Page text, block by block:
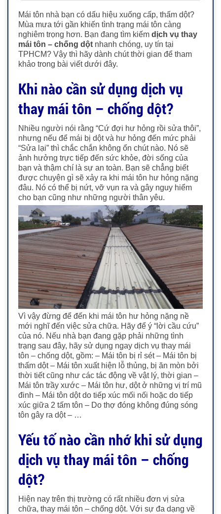
Mái tôn nhà bạn có dấu hiệu xuống cấp, thấm dột?
Mùa mưa tới gần khiến tình trạng mái tôn càng
nghiêm trọng hơn. Bạn đang tìm kiếm dịch vụ thay
mái tôn – chống dột nhanh chóng, uy tín tại
TPHCM? Vậy thì hãy dành chút thời gian để tham
khảo trong bài viết dưới đây.
Khi nào cần sử dụng dịch vụ
thay mái tôn – chống dột?
Nhiều người nói rằng “Cứ đợi hư hỏng rồi sửa thôi”,
nhưng nếu để mái bị dột và hư hỏng đến mức phải
“Sửa lại” thì chắc chắn không ổn chút nào. Nó sẽ
ảnh hưởng trực tiếp đến sức khỏe, đời sống của
bạn và thậm chí là sự an toàn. Bạn sẽ chẳng biết
được chuyện gì sẽ xảy ra khi mái tôn hư hỏng nặng
đâu. Nó có thể bị nứt, vỡ vụn ra và gây nguy hiểm
cho bạn cũng như những người thân yêu.
Vì vậy đừng để đến khi mái tôn hư hỏng nặng nề
mới nghĩ đến việc sửa chữa. Hãy để ý “lời cầu cứu”
của nó. Nếu nhà bạn đang gặp phải những tình
trạng sau đây, hãy sử dụng ngay dịch vụ thay mái
tôn – chống dột, gồm: – Mái tôn bị rỉ sét – Mái tôn bị
thấm dột – Mái tôn xuất hiện lỗ thủng, bị ăn mòn bởi
thời tiết cũng như các tác động về vật lý, thời gian –
Mái tôn trầy xước – Mái tôn hư, dột ở những vị trí mũ
đinh – Mái tôn dột do tiếp xúc mối nối hoặc do tiếp
xúc giữa 2 tấm tôn – Do thợ đóng không đúng sóng
tôn gây ra dột – …
Yếu tố nào cần nhớ khi sử dụng
dịch vụ thay mái tôn – chống
dột?
Hiện nay trên thị trường có rất nhiều đơn vị sửa
chữa, thay mái tôn – chống dột. Với sự đa dạng về